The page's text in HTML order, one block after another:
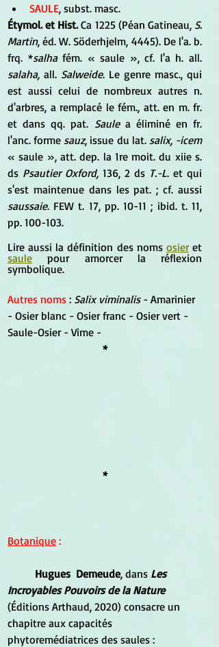
SAULE, subst. masc.
Étymol. et Hist. Ca 1225 (Péan Gatineau, S.
Martin, éd. W. Söderhjelm, 4445). De l'a. b.
frq. *salha
salaha, all. Salweide. Le genre masc., qui
est aussi celui de nombreux autres n.
d'arbres, a remplacé le fém., att. en m. fr.
et dans qq. pat. Saule a éliminé en fr.
l'anc. forme sauz, issue du lat. salix, -icem
« saule », att. dep. la 1re moit. du xiie s.
ds Psautier Oxford, 136, 2 ds T.-L. et qui
saussaie. FEW t. 17, pp. 10-11 ; ibid. t. 11,
pp. 100-103.
Lire aussi la définition des noms osier
saule pour amorcer la réflexion
symbolique.
Autres noms : Salix viminalis - Amarinier
- Osier blanc - Osier franc - Osier vert -
Saule-Osier - Vime -
*
*
Botanique :
Hugues  Demeude, dans Les
Incroyables Pouvoirs de la Nature
(Éditions Arthaud, 2020) consacre un
chapitre aux capacités
phytoremédiatrices des saules :